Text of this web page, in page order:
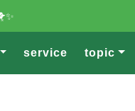
service topic